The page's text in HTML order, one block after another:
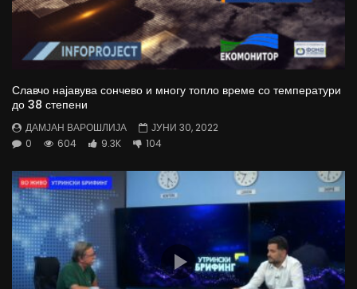
Славчо најавува сончево и многу топло време со температури
до 38 степени
ДАМЈАН ВАРОШЛИЈА
ЈУНИ 30, 2022
0
604 9.3K 104